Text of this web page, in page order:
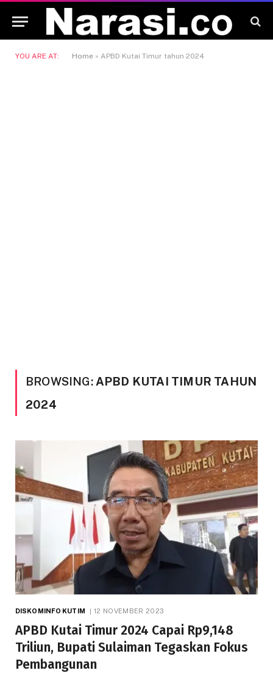
YOU ARE AT: Home » APBD Kutai Timur tahun 2024
BROWSING: APBD KUTAI TIMUR TAHUN
2024
DISKOMINFO KUTIM 12 NOVEMBER 2023
APBD Kutai Timur 2024 Capai Rp9,148
Triliun, Bupati Sulaiman Tegaskan Fokus
Pembangunan